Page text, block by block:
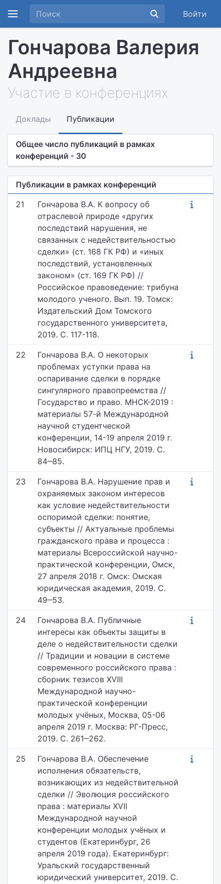
Войти
Гончарова Валерия
Андреевна
Участие в конференциях
Доклады Публикации
Общее число публикаций в рамках
конференций - 30
Публикации в рамках конференций
21
Гончарова В.А. К вопросу об
отраслевой природе «других
последствий нарушения, не
связанных с недействительностью
сделки» (ст. 168 ГК РФ) и «иных
последствий, установленных
законом» (ст. 169 ГК РФ) //
Российское правоведение: трибуна
молодого ученого. Вып. 19. Томск:
Издательский Дом Томского
государственного университета,
2019. С. 117-118.
22
Гончарова В.А. О некоторых
проблемах уступки права на
оспаривание сделки в порядке
сингулярного правопреемства //
Государство и право. МНСК-2019 :
материалы 57-й Международной
научной студентческой
конференции, 14-19 апреля 2019 г.
Новосибирск: ИПЦ НГУ, 2019. С.
84‒85.
23
Гончарова В.А. Нарушение прав и
охраняемых законом интересов
как условие недействительности
оспоримой сделки: понятие,
субъекты // Актуальные проблемы
гражданского права и процесса :
материалы Всероссийской научно-
практической конференции, Омск,
27 апреля 2018 г. Омск: Омская
юридическая академия, 2019. С.
49‒53.
24
Гончарова В.А. Публичные
интересы как объекты защиты в
деле о недействительности сделки
// Традиции и новации в системе
современного российского права :
сборник тезисов XVIII
Международной научно-
практической конференции
молодых учёных, Москва, 05-06
апреля 2019 г. Москва: РГ-Пресс,
2019. С. 261‒262.
25
Гончарова В.А. Обеспечение
исполнения обязательств,
возникающих из недействительной
сделки // Эволюция российского
права : материалы XVII
Международной научной
конференции молодых учёных и
студентов (Екатеринбург, 26
апреля 2019 года). Екатеринбург:
Уральский государственный
юридический университет, 2019. С.